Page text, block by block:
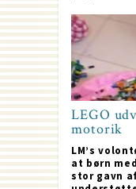
LEGO
motorik
LM’s
at børn
stor gavn